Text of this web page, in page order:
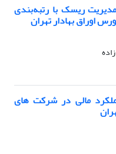
ریسک با رتبه‌بندی
اوراق بهادار تهران
مالی در شرکت های